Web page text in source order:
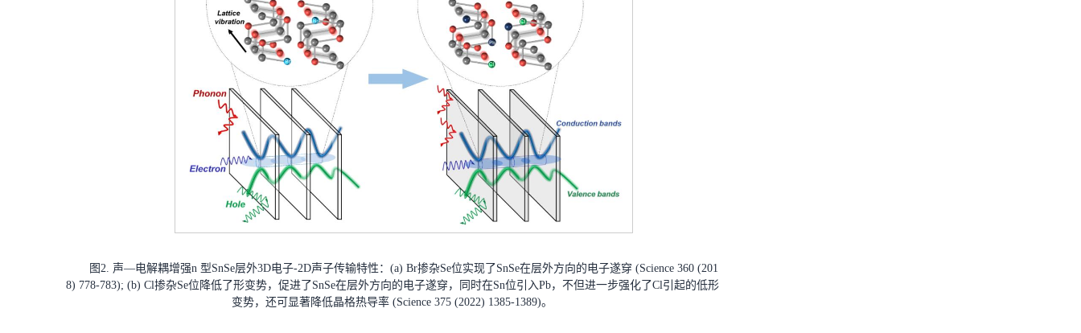
图2. 声—电解耦增强n 型SnSe层外3D电子-2D声子传输特性：(a) Br掺杂Se位实现了SnSe在层外方向的电子遂穿 (Science 360 (201
8) 778-783); (b) Cl掺杂Se位降低了形变势，促进了SnSe在层外方向的电子遂穿，同时在Sn位引入Pb，不但进一步强化了Cl引起的低形
变势，还可显著降低晶格热导率 (Science 375 (2022) 1385-1389)。